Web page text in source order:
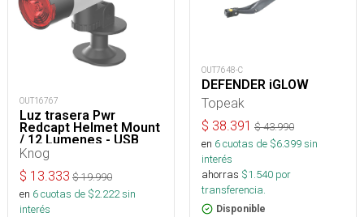
OUT16767
Luz trasera Pwr
Redcapt Helmet Mount
/ 12 Lumenes - USB
Knog
$ 13.333 $19.990
en 6cuotas de $2.222sin
interés
OUT7648-C
DEFENDER iGLOW
Topeak
$ 38.391 $43.990
en 6cuotas de $6.399sin
interés
ahorras $1.540 por
transferencia.
Disponible